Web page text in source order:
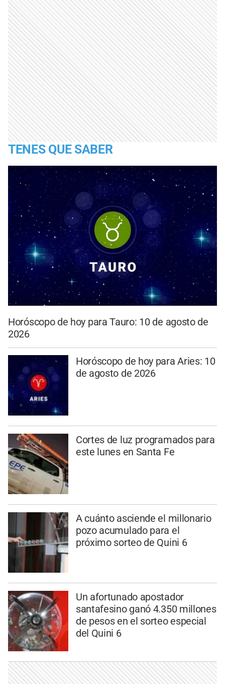
TENES QUE SABER
Horóscopo de hoy para Tauro: 10 de agosto de
2026
Horóscopo de hoy para Aries: 10
de agosto de 2026
Cortes de luz programados para
este lunes en Santa Fe
A cuánto asciende el millonario
pozo acumulado para el
próximo sorteo de Quini 6
Un afortunado apostador
santafesino ganó 4.350 millones
de pesos en el sorteo especial
del Quini 6